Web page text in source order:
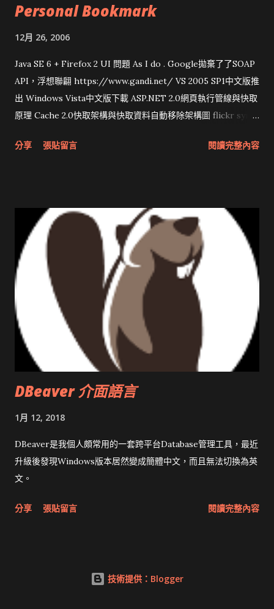
Personal Bookmark
12月 26, 2006
Java SE 6 + Firefox 2 UI 問題 As I do . Google拋棄了了SOAP
API，浮想聯翩 https://www.gandi.net/ VS 2005 SP1中文版推
出 Windows Vista中文版下載 ASP.NET 2.0網頁執行管線與快取
原理 Cache 2.0快取架構與快取資料自動移除架構圖 flickr sync
圖治推動改革 Wait and see 國內某SOC疑遭駭客入侵 大砲開講
分享 張貼留言 閱讀完整內容
DBeaver 介面語言
1月 12, 2018
DBeaver是我個人頗常用的一套跨平台Database管理工具，最近
升級後發現Windows版本居然變成簡體中文，而且無法切換為英
文。
分享 張貼留言 閱讀完整內容
技術提供：Blogger